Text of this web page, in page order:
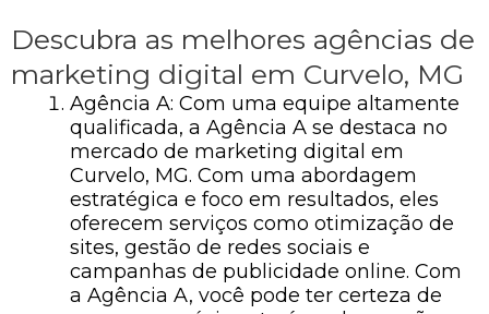
Descubra as melhores agências de
marketing digital em Curvelo, MG
Agência A: Com uma equipe altamente
qualificada, a Agência A se destaca no
mercado de marketing digital em
Curvelo, MG. Com uma abordagem
estratégica e foco em resultados, eles
oferecem serviços como otimização de
sites, gestão de redes sociais e
campanhas de publicidade online. Com
a Agência A, você pode ter certeza de